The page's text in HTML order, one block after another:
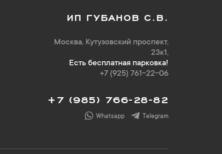
ИП ГУБАНОВ С.В.
Москва, Кутузовский проспект,
23к1,
Есть бесплатная парковка!
+7 (925) 761-22-06
+7 (985) 766-28-82
Whatsapp Telegram